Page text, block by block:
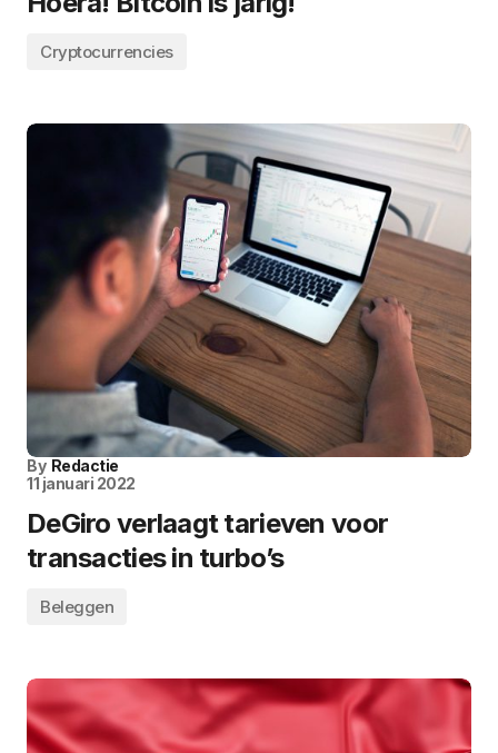
Cryptocurrencies
By Redactie
11 januari 2022
DeGiro verlaagt tarieven voor
transacties in turbo’s
Beleggen